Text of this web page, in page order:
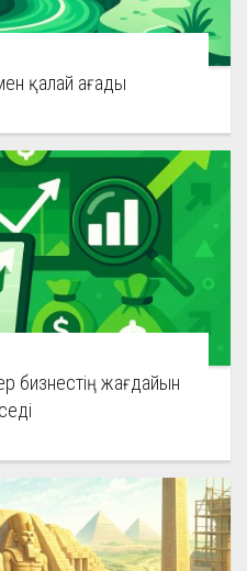
қалай ағады
бизнестің жағдайын